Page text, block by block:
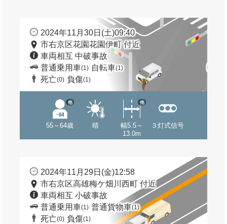
2024年11月30日(土)09:40
市右京区花園花園伊町 付近
車両相互 中破事故
普通乗用車(1) 自転車(1)
死亡(0) 負傷(1)
55～64歳
他
晴
幅5.5～
13.0m
他
３灯式信号
2024年11月29日(金)12:58
市右京区高雄梅ケ畑川西町 付近
車両相互 小破事故
普通乗用車(1) 普通貨物車(1)
死亡(0) 負傷(1)